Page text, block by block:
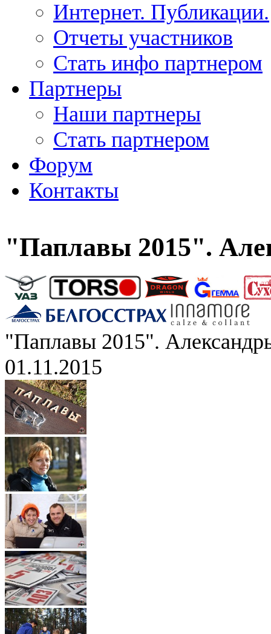
Интернет. Публикации.
Отчеты участников
Стать инфо партнером
Партнеры
Наши партнеры
Стать партнером
Форум
Контакты
"Паплавы 2015".
"Паплавы 2015".
01.11.2015